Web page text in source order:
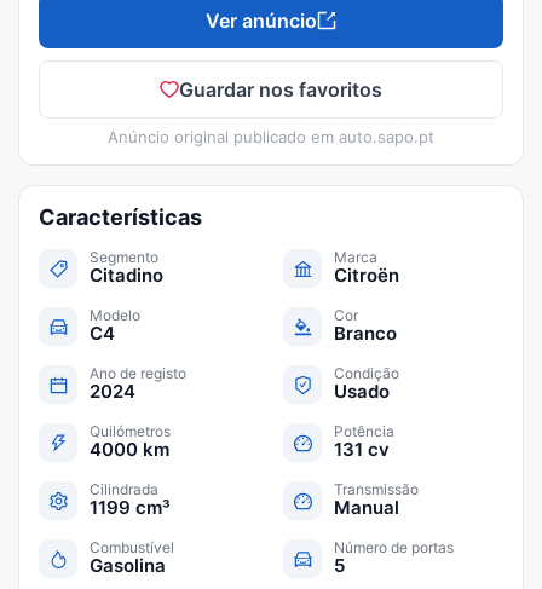
Ver anúncio
Guardar nos favoritos
Anúncio original publicado em auto.sapo.pt
Características
Segmento
Citadino
Marca
Citroën
Modelo
C4
Cor
Branco
Ano de registo
2024
Condição
Usado
Quilómetros
4000 km
Potência
131 cv
Cilindrada
1199 cm³
Transmissão
Manual
Combustível
Gasolina
Número de portas
5